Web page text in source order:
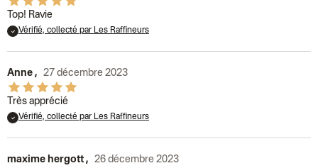
Top! Ravie
Vérifié, collecté par Les Raffineurs
Anne , 27 décembre 2023
Très apprécié
Vérifié, collecté par Les Raffineurs
maxime hergott , 26 décembre 2023